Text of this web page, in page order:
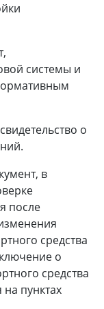
системы и
о
в
после
средства
о
средства
на пунктах